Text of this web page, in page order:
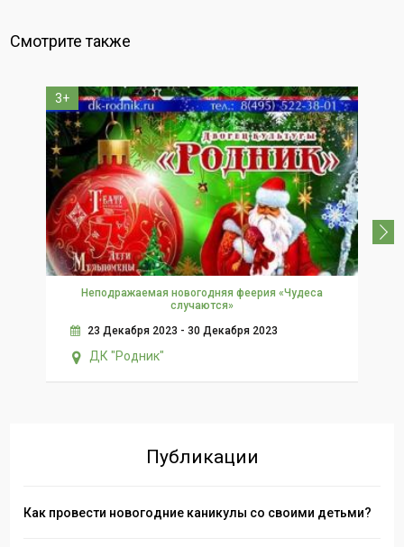
Смотрите также
3+
Неподражаемая новогодняя феерия «Чудеса
случаются»
23 Декабря 2023 - 30 Декабря 2023
ДК "Родник"
Публикации
Как провести новогодние каникулы со своими детьми?